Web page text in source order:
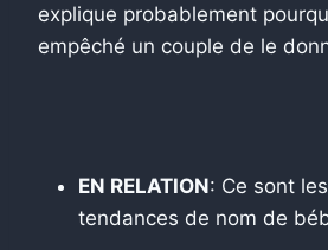
explique probablement
empêché un couple de le
EN RELATION: Ce sont
tendances de nom de